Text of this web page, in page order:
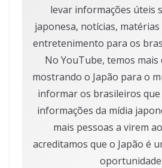
levar informações úteis
japonesa, notícias,
entretenimento para os
No YouTube, temos mais
mostrando o Japão para o
informar os brasileiros que
informações da mídia
mais pessoas a virem
acreditamos que o Japão é